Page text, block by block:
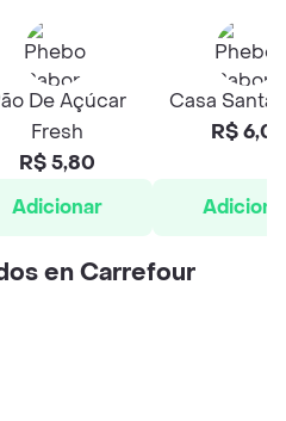
De Açúcar
Fresh
R$ 5,80
Adicionar
Casa Santa
R$ 6,02
en Carrefour